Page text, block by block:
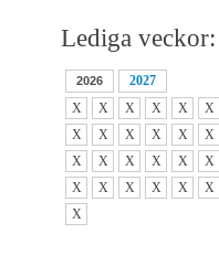
Lediga veckor:
2026
2027
X
X X X X X
X
X X X X X
X
X X X X X
X
X X X X X
X